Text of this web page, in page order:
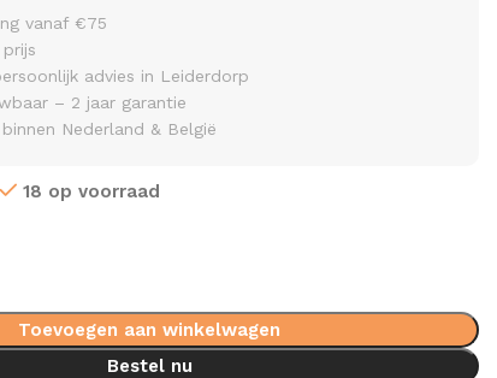
vanaf €75
advies in Leiderdorp
– 2 jaar garantie
Nederland & België
18 op voorraad
Toevoegen aan winkelwagen
Bestel nu